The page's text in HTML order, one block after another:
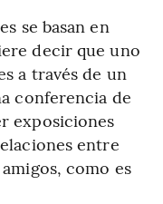
se basan en
decir que uno
a través de un
conferencia de
exposiciones
entre
como es